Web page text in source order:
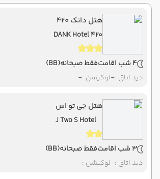
ساعت حرکت :21:40
پایان سفر بانکوک , فرودگاه بین‌المللی سووارنابومی BKK
تهران ,
نوع سفر :هواییEconomy
هتل دانک ۴۲۰
DANK Hotel 420
4 شب اقامت فقط صبحانه(BB)
دید اتاق :-لوکیشن :-
هتل جی تو اس
J Two S Hotel
3 شب اقامت فقط صبحانه(BB)
دید اتاق :-لوکیشن :-